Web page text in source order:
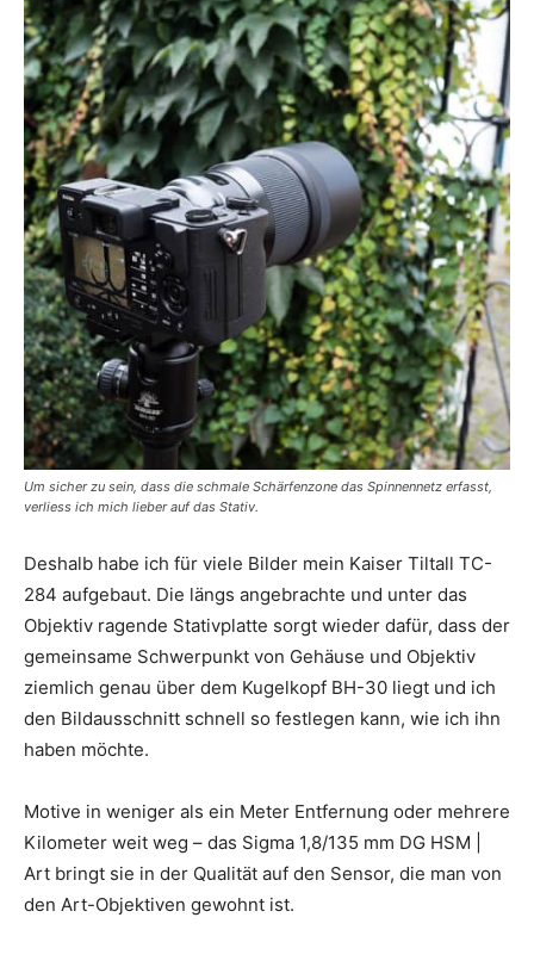
Um sicher zu sein, dass die schmale Schärfenzone das Spinnennetz erfasst,
verliess ich mich lieber auf das Stativ.
Deshalb habe ich für viele Bilder mein Kaiser Tiltall TC-
284 aufgebaut. Die längs angebrachte und unter das
Objektiv ragende Stativplatte sorgt wieder dafür, dass der
gemeinsame Schwerpunkt von Gehäuse und Objektiv
ziemlich genau über dem Kugelkopf BH-30 liegt und ich
den Bildausschnitt schnell so festlegen kann, wie ich ihn
haben möchte.
Motive in weniger als ein Meter Entfernung oder mehrere
Kilometer weit weg – das Sigma 1,8/135 mm DG HSM |
Art bringt sie in der Qualität auf den Sensor, die man von
den Art-Objektiven gewohnt ist.